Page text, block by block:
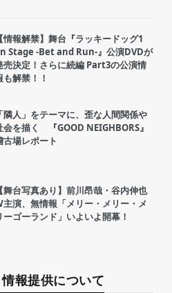
【情報解禁】舞台『ラッキードッグ1
Stage -Bet and Run-』公演DVDが
売決定！さらに続編 Part3の公演情
も解禁！！
「隣人」をテーマに、歪な人間関係や
会を描く 『GOOD NEIGHBORS』
古場レポート
【舞台写真あり】前川昂哉・谷内伸也
主演、無情報「メリー・メリー・メ
ーゴーランド」いよいよ開幕！
報提供について